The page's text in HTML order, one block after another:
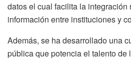
datos el cual facilita la integración
información entre instituciones y
Además, se ha desarrollado una
pública que potencia el talento de